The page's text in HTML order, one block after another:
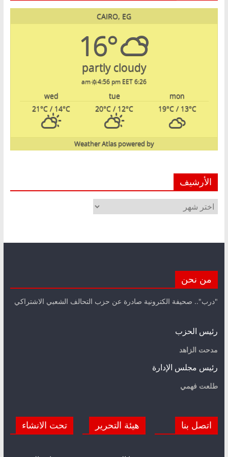
CAIRO, EG
16°
partly cloudy
6:26 am
4:56 pm EET
mon
tue
wed
19°C/ 13°C
20°C / 12°C
21°C / 14°C
powered by
Weather Atlas
الأرشيف
الأرشيف
من نحن
"درب".. صحيفة الكترونية صادرة عن حزب التحالف الشعبي الاشتراكي
رئيس الحزب
مدحت الزاهد
رئيس مجلس الإدارة
طلعت فهمي
اتصل بنا هيئة التحرير تحت الانشاء